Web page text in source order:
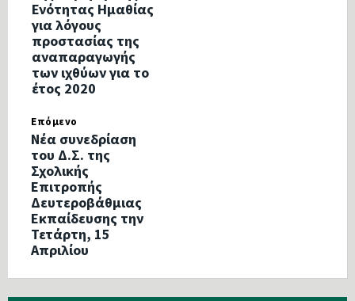
Ενότητας Ημαθίας
για λόγους
προστασίας της
αναπαραγωγής
των ιχθύων για το
έτος 2020
Επόμενο
Νέα συνεδρίαση
του Δ.Σ. της
Σχολικής
Επιτροπής
Δευτεροβάθμιας
Εκπαίδευσης την
Τετάρτη, 15
Απριλίου